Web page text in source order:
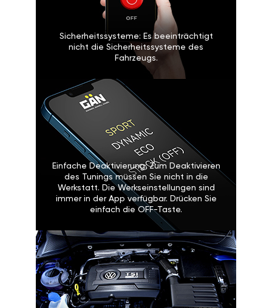
Sicherheitssysteme: Es beeinträchtigt
nicht die Sicherheitssysteme des
Fahrzeugs.
Einfache Deaktivierung: Zum Deaktivieren
des Tunings müssen Sie nicht in die
Werkstatt. Die Werkseinstellungen sind
immer in der App verfügbar. Drücken Sie
einfach die OFF-Taste.